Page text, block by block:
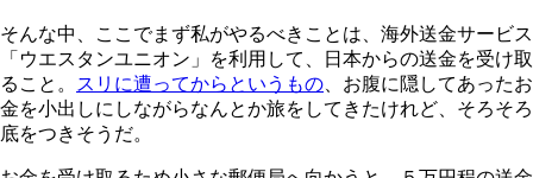
そんな中、ここでまず私がやるべきことは、海外送金サービス
「ウエスタンユニオン」を利用して、日本からの送金を受け取
ること。
スリに遭ってからというもの 、お腹に隠してあったお
金を小出しにしながらなんとか旅をしてきたけれど、そろそろ
底をつきそうだ。